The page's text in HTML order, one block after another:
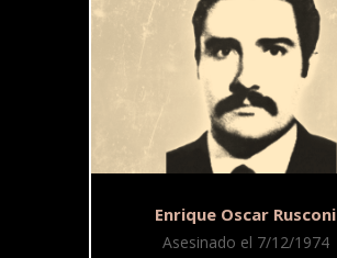
Enrique Oscar Rusconi
Asesinado el 7/12/1974